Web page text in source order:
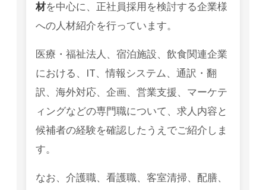
材を中心に、正社員採用を検討する企業様
への人材紹介を行っています。
医療・福祉法人、宿泊施設、飲食関連企業
における、IT、情報システム、通訳・翻
訳、海外対応、企画、営業支援、マーケテ
ィングなどの専門職について、求人内容と
候補者の経験を確認したうえでご紹介しま
す。
なお、介護職、看護職、客室清掃、配膳、